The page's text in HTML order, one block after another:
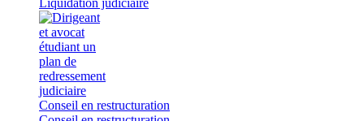
Liquidation judiciaire
Conseil en restructuration